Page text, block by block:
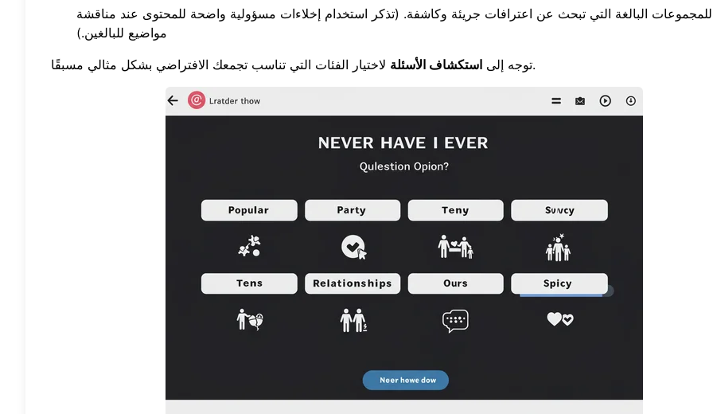
البالغة التي تبحث عن اعترافات جريئة وكاشفة. (تذكر استخدام إخلاءات مسؤولية واضحة للمحتوى عند مناقشة
مواضيع للبالغين.)
توجه إلى استكشاف الأسئلة لاختيار الفئات التي تناسب تجمعك الافتراضي بشكل مثالي مسبقًا.